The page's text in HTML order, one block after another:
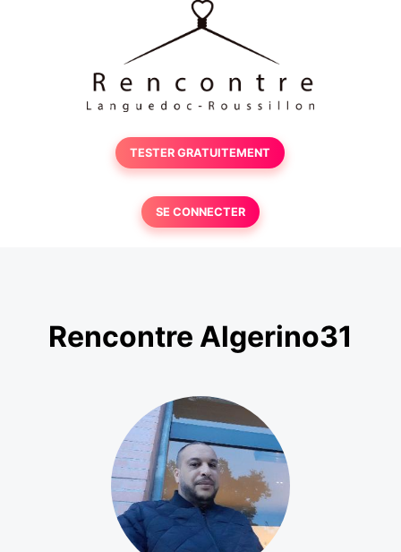
TESTER GRATUITEMENT
SE CONNECTER
Rencontre Algerino31